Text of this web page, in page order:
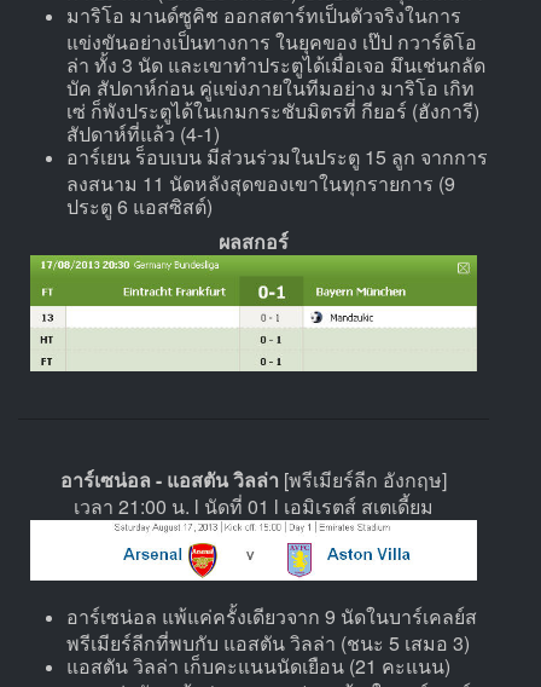
มาริโอ มานด์ซูคิช ออกสตาร์ทเป็นตัวจริงในการ
แข่งขันอย่างเป็นทางการ ในยุคของ เป๊ป กวาร์ดิโอ
ล่า ทั้ง 3 นัด และเขาทำประตูได้เมื่อเจอ มึนเช่นกลัด
บัค สัปดาห์ก่อน คู่แข่งภายในทีมอย่าง มาริโอ เกิท
เซ่ ก็พังประตูได้ในเกมกระชับมิตรที่ กียอร์ (ฮังการี)
สัปดาห์ที่แล้ว (4-1)
อาร์เยน ร็อบเบน มีส่วนร่วมในประตู 15 ลูก จากการ
ลงสนาม 11 นัดหลังสุดของเขาในทุกรายการ (9
ประตู 6 แอสซิสต์)
ผลสกอร์
อาร์เซน่อล - แอสตัน วิลล่า [พรีเมียร์ลีก อังกฤษ]
เวลา 21:00 น. l นัดที่ 01 l เอมิเรตส์ สเตเดี้ยม
อาร์เซน่อล แพ้แค่ครั้งเดียวจาก 9 นัดในบาร์เคลย์ส
พรีเมียร์ลีกที่พบกับ แอสตัน วิลล่า (ชนะ 5 เสมอ 3)
แอสตัน วิลล่า เก็บคะแนนนัดเยือน (21 คะแนน)